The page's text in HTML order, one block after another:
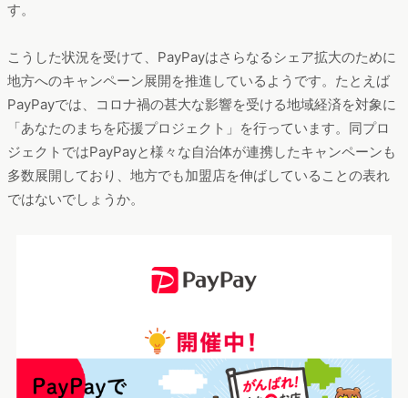
す。
こうした状況を受けて、PayPayはさらなるシェア拡大のために
地方へのキャンペーン展開を推進しているようです。たとえば
PayPayでは、コロナ禍の甚大な影響を受ける地域経済を対象に
「あなたのまちを応援プロジェクト」を行っています。同プロ
ジェクトではPayPayと様々な自治体が連携したキャンペーンも
多数展開しており、地方でも加盟店を伸ばしていることの表れ
ではないでしょうか。